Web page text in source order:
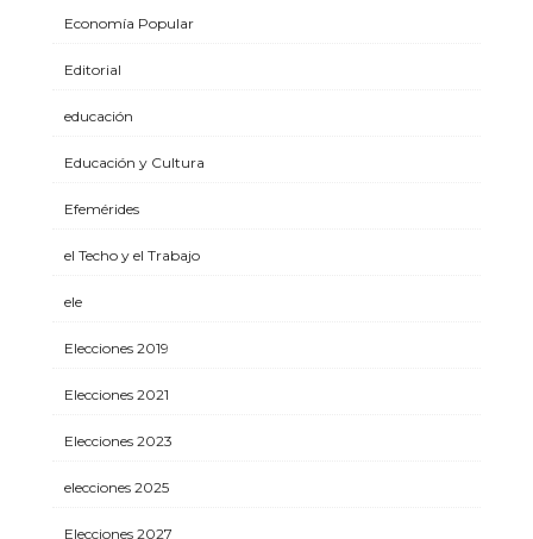
Economía Popular
Editorial
educación
Educación y Cultura
Efemérides
el Techo y el Trabajo
ele
Elecciones 2019
Elecciones 2021
Elecciones 2023
elecciones 2025
Elecciones 2027